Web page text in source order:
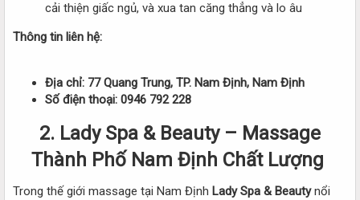
cải thiện giấc ngủ, và xua tan căng thẳng và lo âu
Thông tin liên hệ:
Địa chỉ: 77 Quang Trung, TP. Nam Định, Nam Định
Số điện thoại: 0946 792 228
2. Lady Spa & Beauty – Massage
Thành Phố Nam Định Chất Lượng
Trong thế giới massage tại Nam Định Lady Spa & Beautynổi